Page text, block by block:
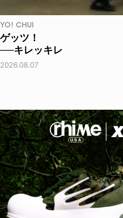
YO! CHUI
ゲッツ！
──キレッキレ
2026.08.07